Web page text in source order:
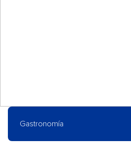
Gastronomía